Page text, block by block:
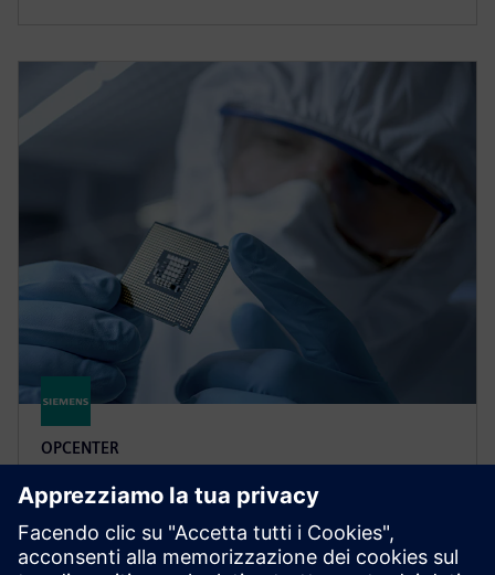
OPCENTER
Opcenter Execution
Semiconductor
Opcenter Execution Semiconductor is a